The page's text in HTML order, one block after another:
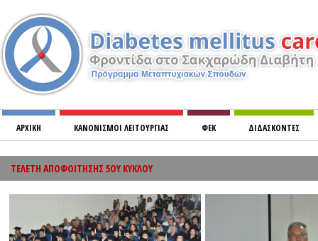
ΑΡΧΙΚΗ ΚΑΝΟΝΙΣΜOΙ ΛΕΙΤΟΥΡΓΙΑΣ ΦΕΚ ΔΙΔΑΣΚΟΝΤΕΣ
ΜΙΚΡΟΑΓΓΕΙΑΚΕΣ ΚΑΙ ΜΑΚΡΟΑΓΓΓΕΙΑΚΕΣ ΕΠΙΠΛΟΚΕΣ ΤΟΥ ΣΑΚΧΑΡΩΔΗ ΔΙΑΒΗΤΗ
ΤΕΛΕΤΗ ΑΠΟΦΟΙΤΗΣΗΣ 5ΟΥ ΚΥΚΛΟΥ